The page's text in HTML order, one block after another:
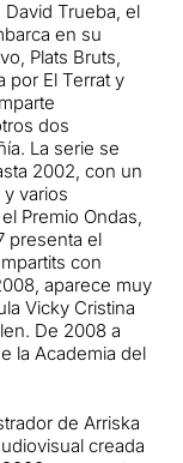
Trueba, el
en su
Plats Bruts,
por El Terrat y
dos
La serie se
2002, con un
varios
Premio Ondas,
presenta el
con
aparece muy
Vicky Cristina
De 2008 a
la Academia del
de Arriska
creada